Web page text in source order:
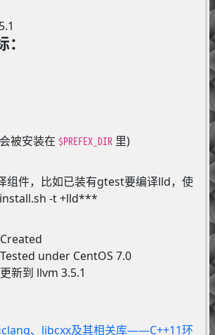
被安装在 $PREFEX_DIR里)
组件，比如已装有gtest要编译lld，使
-t +lld***
under CentOS 7.0
新到 llvm 3.5.1
clang、libcxx及其相关库——C++11环